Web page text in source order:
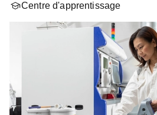
Centre d'apprentissage